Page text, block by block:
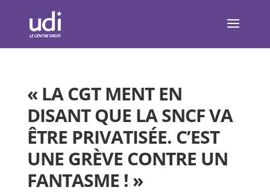
« LA CGT MENT EN
DISANT QUE LA SNCF VA
ÊTRE PRIVATISÉE. C’EST
UNE GRÈVE CONTRE UN
FANTASME ! »